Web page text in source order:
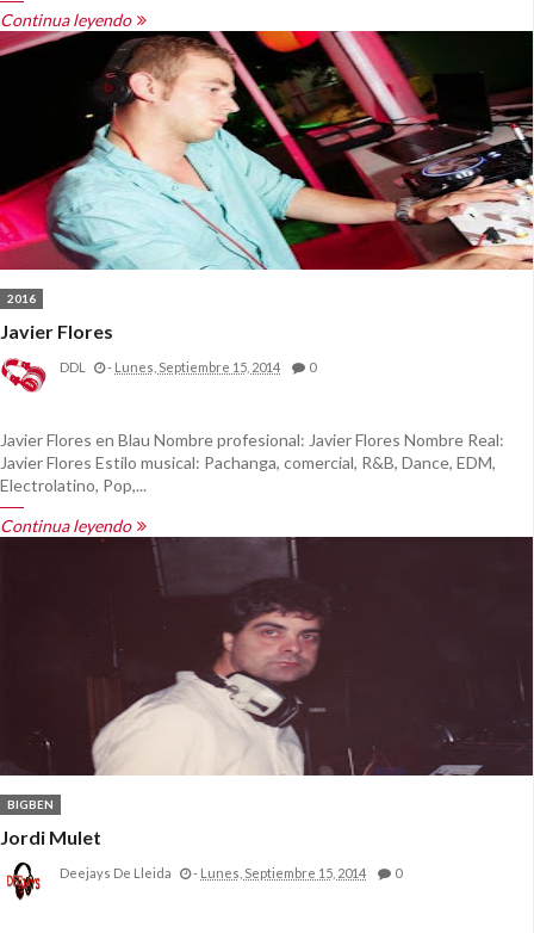
Continua leyendo
2016
Javier Flores
DDL - Lunes, Septiembre 15, 2014 0
Javier Flores en Blau Nombre profesional: Javier Flores Nombre Real:
Javier Flores Estilo musical: Pachanga, comercial, R&B, Dance, EDM,
Electrolatino, Pop,...
Continua leyendo
BIGBEN
Jordi Mulet
Deejays De Lleida - Lunes, Septiembre 15, 2014 0